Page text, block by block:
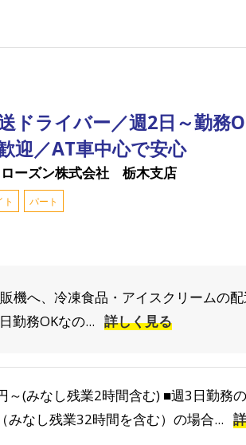
ドライバー／週2日～勤務
迎／AT車中心で安心
ーズン株式会社 栃木支店
ト パート
機へ、冷凍食品・アイスクリームの
勤務OKなの... 詳しく見る
～(みなし残業2時間含む) ■週3日勤務
みなし残業32時間を含む）の場合...